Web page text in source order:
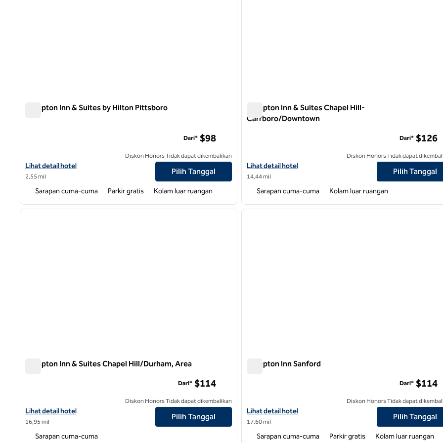
Hampton Inn & Suites by Hilton Pittsboro
Lihat detail hotel untuk Hampton Inn & Suites by Hilton Pittsboro
Lihat detail hotel
2,55 mil
Dari* $98
Diskon Honors Tidak dapat dikembalikan
Pilih Tanggal
Sarapan cuma-cuma Parkir gratis Kolam luar ruangan
Hampton Inn & Suites Chapel Hill-
Carrboro/Downtown
Lihat detail hotel untuk Hampton Inn & Suites Chapel Hill-
Lihat detail hotel
14,44 mil
Dari* $126
Diskon Honors Tidak dapat
Pilih Tanggal
Sarapan cuma-cuma Kolam luar ruangan
1 dari 12
gambar berikutnya
Hampton Inn & Suites Chapel Hill/Durham, Area
Lihat detail hotel untuk Hampton Inn & Suites Chapel Hill/Durham, Area
Lihat detail hotel
16,95 mil
Dari* $114
Diskon Honors Tidak dapat dikembalikan
Pilih Tanggal
Sarapan cuma-cuma
1 dari 12
Hampton Inn Sanford
Lihat detail hotel untuk Hampton Inn Sanford
Lihat detail hotel
17,60 mil
Dari* $114
Diskon Honors Tidak dapat
Pilih Tanggal
Sarapan cuma-cuma Parkir gratis Kolam luar ruangan